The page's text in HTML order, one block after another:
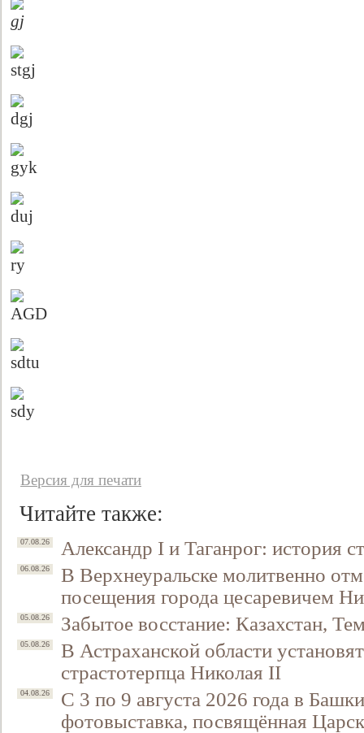
Версия для печати
Читайте также:
07.08.26 Александр I и Таганрог: история
06.08.26
В Верхнеуральске молитвенно
посещения города цесаревичем
05.08.26 Забытое восстание: Казахстан,
05.08.26
В Астраханской области
страстотерпца Николая II
04.08.26
С 3 по 9 августа 2026 года в
фотовыставка, посвящённая